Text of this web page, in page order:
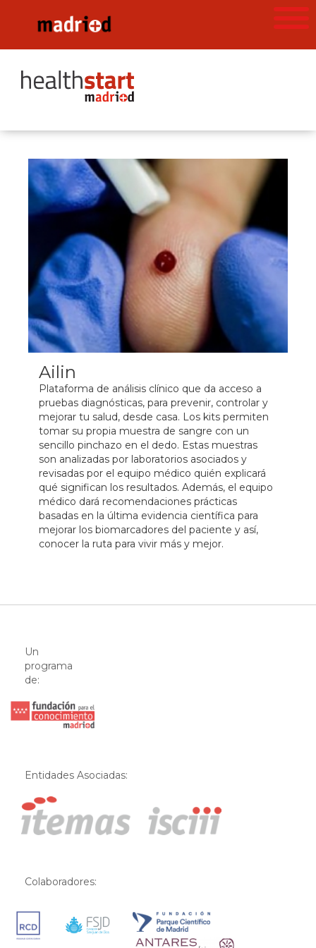
Ailin
Plataforma de análisis clínico que da acceso a
pruebas diagnósticas, para prevenir, controlar y
mejorar tu salud, desde casa. Los kits permiten
tomar su propia muestra de sangre con un
sencillo pinchazo en el dedo. Estas muestras
son analizadas por laboratorios asociados y
revisadas por el equipo médico quién explicará
qué significan los resultados. Además, el equipo
médico dará recomendaciones prácticas
basadas en la última evidencia científica para
mejorar los biomarcadores del paciente y así,
conocer la ruta para vivir más y mejor.
Un
programa
de:
Entidades Asociadas:
Colaboradores: